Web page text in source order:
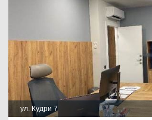
ул. Кудри 7